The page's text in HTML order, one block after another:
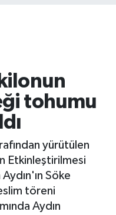
tohumu
yürütülen
Etkinleştirilmesi
Söke
töreni
Aydın